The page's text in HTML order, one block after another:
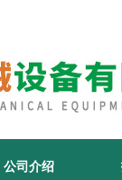
公司介绍